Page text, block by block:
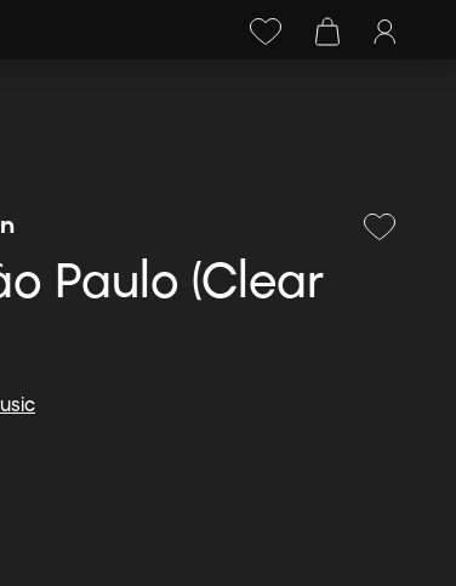
+38 (068) 778-40-38
Paulo (Clear